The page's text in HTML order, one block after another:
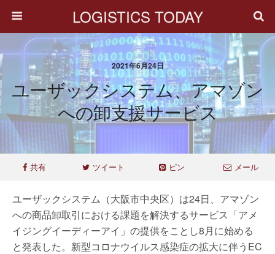
LOGISTICS TODAY
2021年6月24日
ユーザックシステム、アマゾン
への卸支援サービス
共有 ツイート ピン メール
ユーザックシステム（大阪市中央区）は24日、アマゾン
への商品卸取引における課題を解決するサービス「アメ
イジングイーディーアイ」の提供をことし8月に始める
と発表した。新型コロナウイルス感染症の拡大に伴うEC